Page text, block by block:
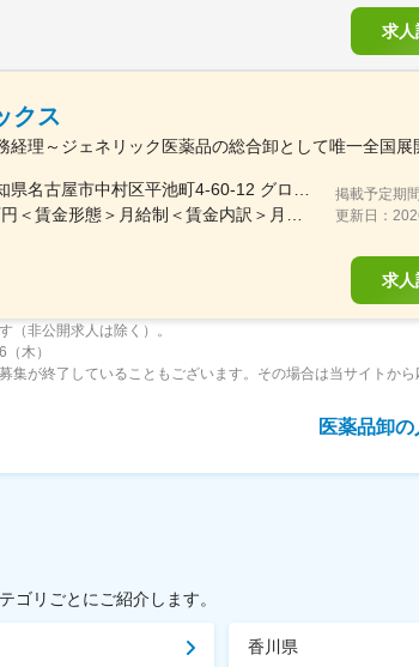
求人
クス
経理～ジェネリック医薬品の総合卸として唯一全国
掲載予定期間
更新日：
求人
（非公開求人は除く）。
木）
集が終了していることもございます。その場合は当サイトか
医薬品卸の
ゴリごとにご紹介します。
香川県